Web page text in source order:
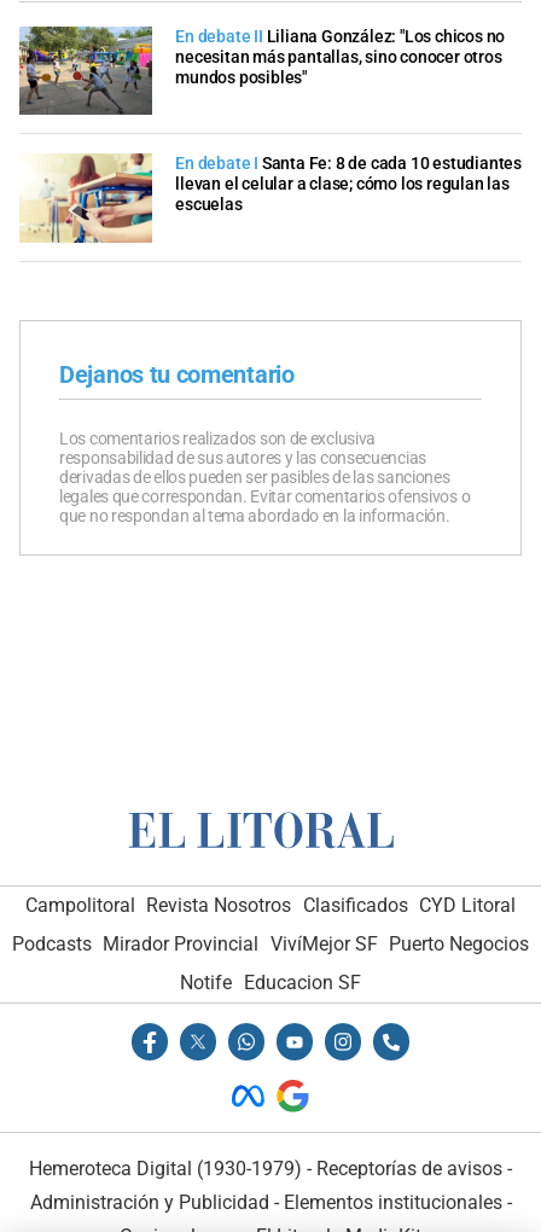
En debate II Liliana González: "Los chicos no
necesitan más pantallas, sino conocer otros
mundos posibles"
En debate I Santa Fe: 8 de cada 10 estudiantes
llevan el celular a clase; cómo los regulan las
escuelas
Dejanos tu comentario
Los comentarios realizados son de exclusiva
responsabilidad de sus autores y las consecuencias
derivadas de ellos pueden ser pasibles de las sanciones
legales que correspondan. Evitar comentarios ofensivos o
que no respondan al tema abordado en la información.
Campolitoral Revista Nosotros Clasificados CYD Litoral
Podcasts Mirador Provincial VivíMejor SF Puerto Negocios
Notife
Educacion SF
Hemeroteca Digital (1930-1979) - Receptorías de avisos -
Administración y Publicidad - Elementos institucionales-